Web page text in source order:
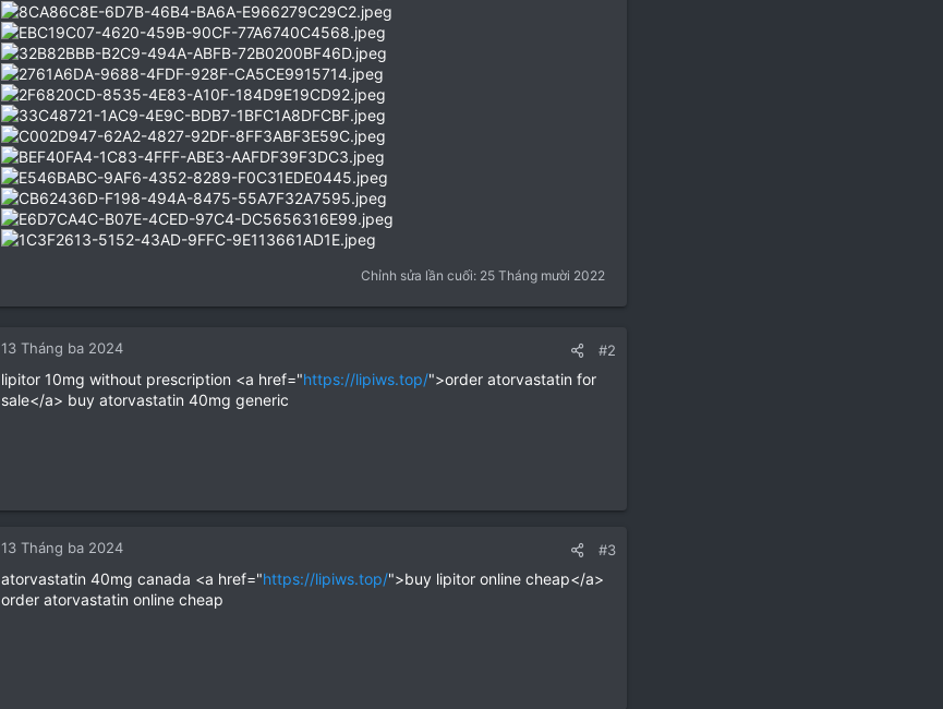
Chỉnh sửa lần cuối: 25 Tháng mười 2022
13 Tháng ba 2024 #2
lipitor 10mg without prescription <a href="https://lipiws.top/">order atorvastatin for
sale</a> buy atorvastatin 40mg generic
13 Tháng ba 2024 #3
atorvastatin 40mg canada <a href="https://lipiws.top/">buy lipitor online cheap</a>
order atorvastatin online cheap